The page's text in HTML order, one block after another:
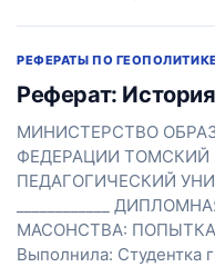
РЕФЕРАТЫ ПО
Реферат:
МИНИСТЕРСТВО
ФЕДЕРАЦИИ
ПЕДАГОГИЧЕСКИЙ
____________
МАСОНСТВА:
Выполнила: Студентка